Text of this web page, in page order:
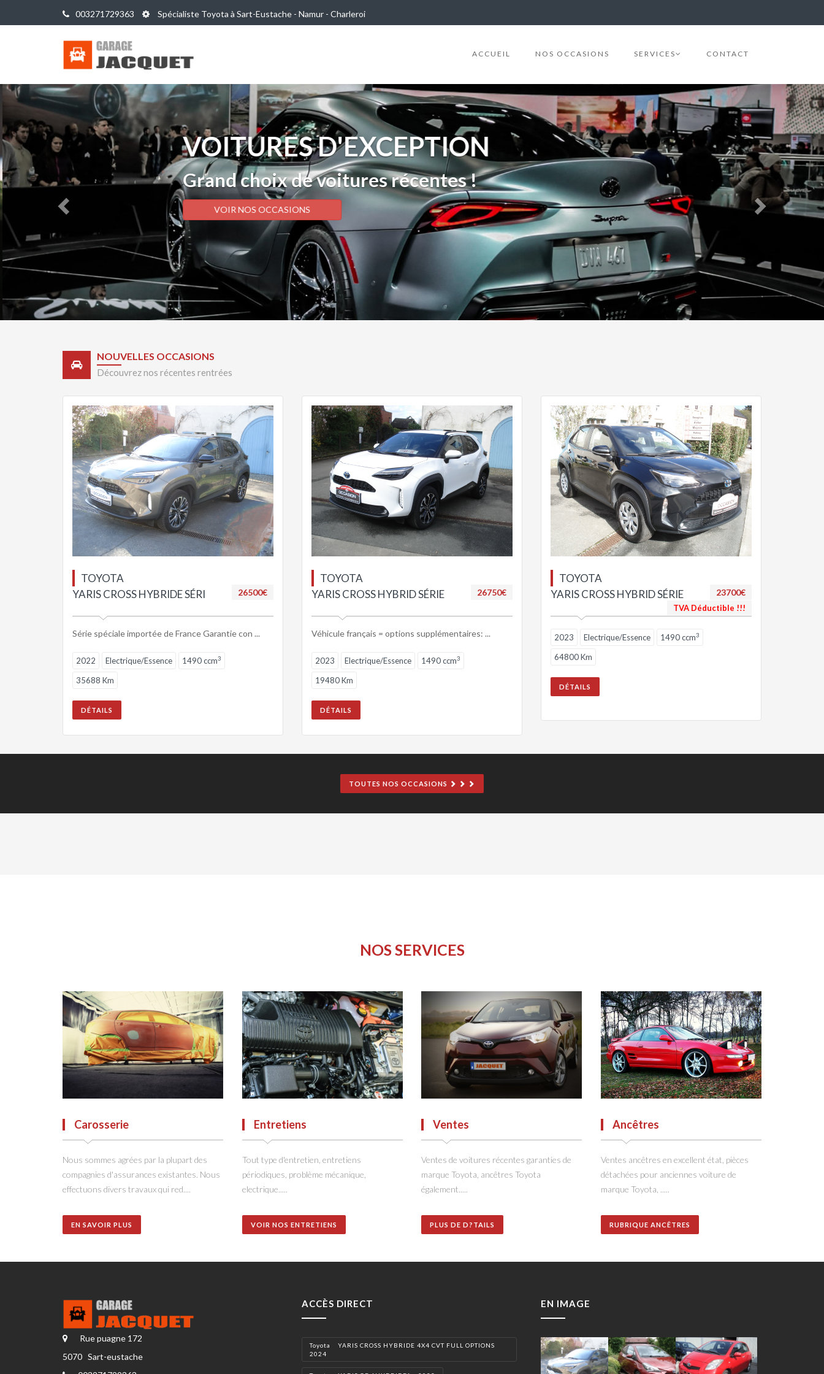
003271729363 Spécialiste Toyota à Sart-Eustache - Namur - Charleroi
ACCUEIL NOS OCCASIONS SERVICES CONTACT
VOITURES D'EXCEPTION
Grand choix de voitures récentes !
VOIR NOS OCCASIONS
NOUVELLES OCCASIONS
Découvrez nos récentes rentrées
TOYOTA
YARIS CROSS HYBRIDE SÉRI
26500€
Série spéciale importée de France Garantie con ...
2022 Electrique/Essence 1490 ccm3
35688 Km
DÉTAILS
TOYOTA
YARIS CROSS HYBRID SÉRIE
26750€
Véhicule français = options supplémentaires: ...
2023 Electrique/Essence 1490 ccm3
19480 Km
DÉTAILS
TOYOTA
YARIS CROSS HYBRID SÉRIE
23700€
TVA Déductible !!!
2023 Electrique/Essence 1490 ccm3
64800 Km
DÉTAILS
TOUTES NOS OCCASIONS
NOS SERVICES
Carosserie
Nous sommes agrées par la plupart des
compagnies d'assurances existantes. Nous
effectuons divers travaux qui red....
EN SAVOIR PLUS
Entretiens
Tout type d'entretien, entretiens
périodiques, problème mécanique,
electrique.....
VOIR NOS ENTRETIENS
Ventes
Ventes de voitures récentes garanties de
marque Toyota, ancêtres Toyota
également.....
PLUS DE D?TAILS
Ancêtres
Ventes ancêtres en excellent état, pièces
détachées pour anciennes voiture de
marque Toyota, .....
RUBRIQUE ANCÊTRES
Rue puagne 172
5070 Sart-eustache
ACCÈS DIRECT
Toyota YARIS CROSS HYBRIDE 4X4 CVT FULL OPTIONS
2024
EN IMAGE